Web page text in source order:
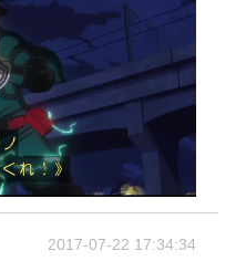
2017-07-22 17:34:34